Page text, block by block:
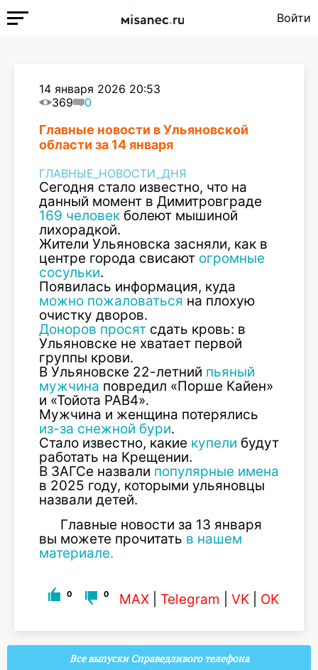
Войти
14 января 2026 20:53
369
0
Главные новости в Ульяновской
области за 14 января
ГЛАВНЫЕ_НОВОСТИ_ДНЯ
Сегодня стало известно, что на
данный момент в Димитровграде
169 человек болеют мышиной
лихорадкой.
Жители Ульяновска засняли, как в
центре города свисают огромные
сосульки.
Появилась информация, куда
можно пожаловаться на плохую
очистку дворов.
Доноров просят сдать кровь: в
Ульяновске не хватает первой
группы крови.
В Ульяновске 22-летний пьяный
мужчина повредил «Порше Кайен»
и «Тойота РАВ4».
Мужчина и женщина потерялись
из-за снежной бури.
Стало известно, какие купели будут
работать на Крещении.
В ЗАГСе назвали популярные имена
в 2025 году, которыми ульяновцы
назвали детей.
Главные новости за 13 января
вы можете прочитать в нашем
материале.
0 0 MAX Telegram VK OK
Все выпуски Справедливого телефона